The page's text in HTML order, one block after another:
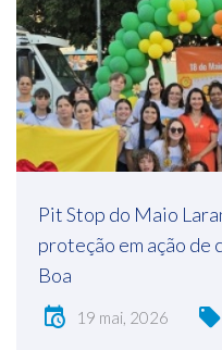
Pit Stop do Maio
proteção em ação de
Boa
19 mai, 2026